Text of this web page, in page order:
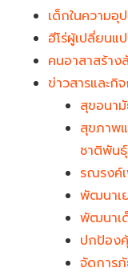
เด็กในความอุ
ฮีโร่ผู้เปลี่ยนแ
คนอาสาสร้า
ข่าวสารและกิ
สุขอนา
สุขภาพ
ชาติพันธุ์
รณรงค์
พัฒนาเ
พัฒนาเ
ปกป้อง
จัดการ